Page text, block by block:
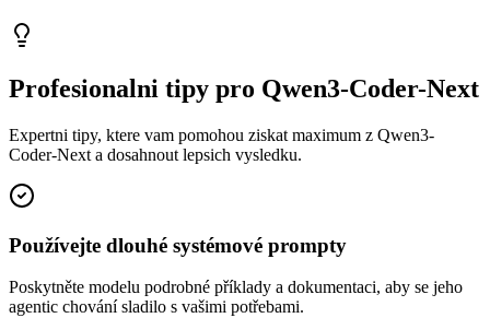
Profesionalni tipy pro Qwen3-Coder-Next
Expertni tipy, ktere vam pomohou ziskat maximum z Qwen3-
Coder-Next a dosahnout lepsich vysledku.
Používejte dlouhé systémové prompty
Poskytněte modelu podrobné příklady a dokumentaci, aby se jeho
agentic chování sladilo s vašimi potřebami.